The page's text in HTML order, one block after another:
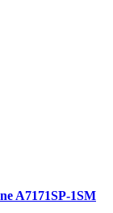
A7171SP-1SM